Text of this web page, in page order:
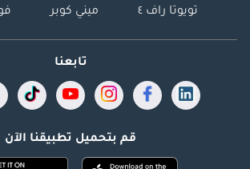
تويوتا راف ٤ ميني كوبر
تابعنا
قم بتحميل تطبيقنا الآن